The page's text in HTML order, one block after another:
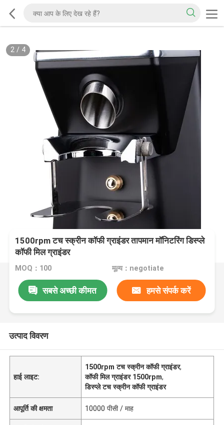
2/ 4
1500rpm टच स्क्रीन कॉफी ग्राइंडर तापमान मॉनिटरिंग डिस्प्ले
कॉफी मिल ग्राइंडर
MOQ：100 मूल्य：negotiate
सबसे अच्छी कीमत हमसे संपर्क करें
उत्पाद विवरण
हाई लाइट:
1500rpm टच स्क्रीन कॉफी ग्राइंडर,
कॉफी मिल ग्राइंडर 1500rpm,
डिस्प्ले टच स्क्रीन कॉफी ग्राइंडर
आपूर्ति की क्षमता 10000 पीसी / माह